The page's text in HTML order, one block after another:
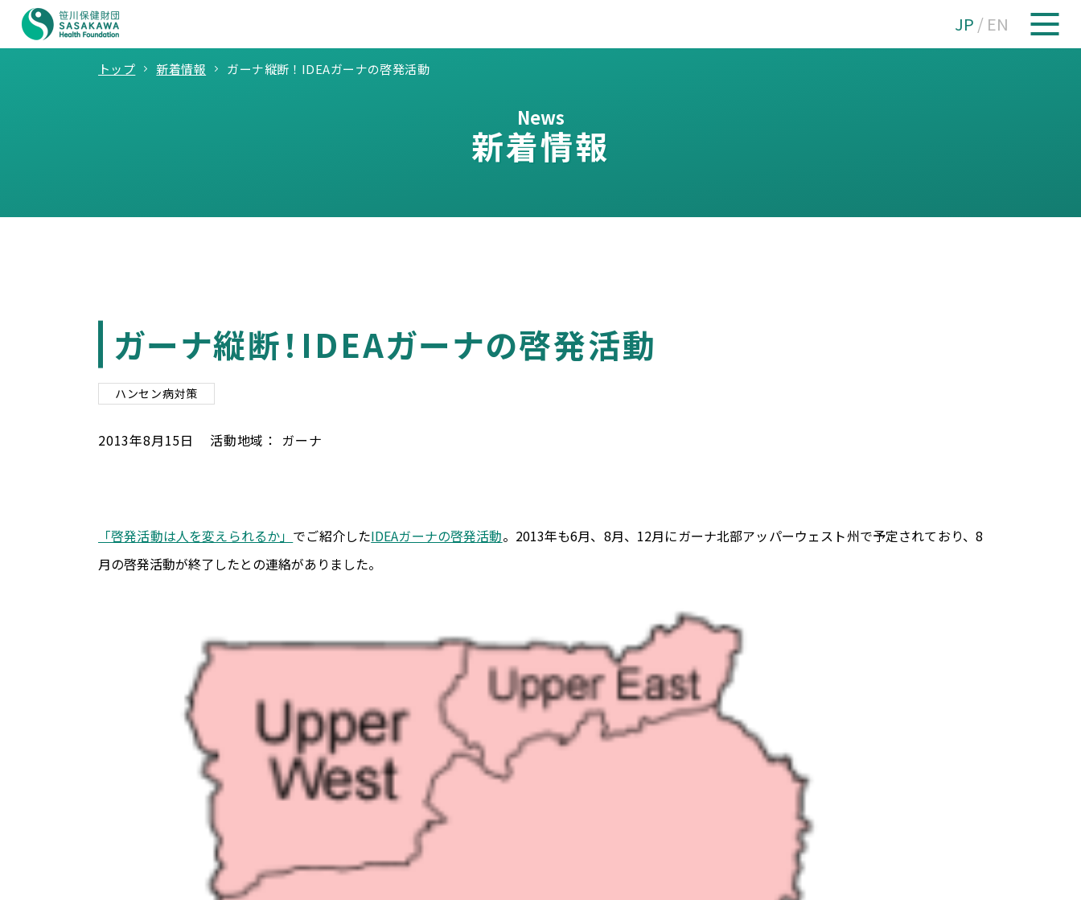
JP / EN
トップ 新着情報 ガーナ縦断！IDEAガーナの啓発活動
News
新着情報
ガーナ縦断！IDEAガーナの啓発活動
ハンセン病対策
2013年8月15日 活動地域： ガーナ
「啓発活動は人を変えられるか」 でご紹介したIDEAガーナの啓発活動。2013年も6月、8月、12月にガーナ北部アッパーウェスト州で予定されており、8
月の啓発活動が終了したとの連絡がありました。